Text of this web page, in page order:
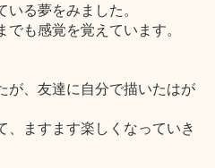
る夢をみました。
も感覚を覚えています。
が、友達に自分で描いたはが
、ますます楽しくなっていき